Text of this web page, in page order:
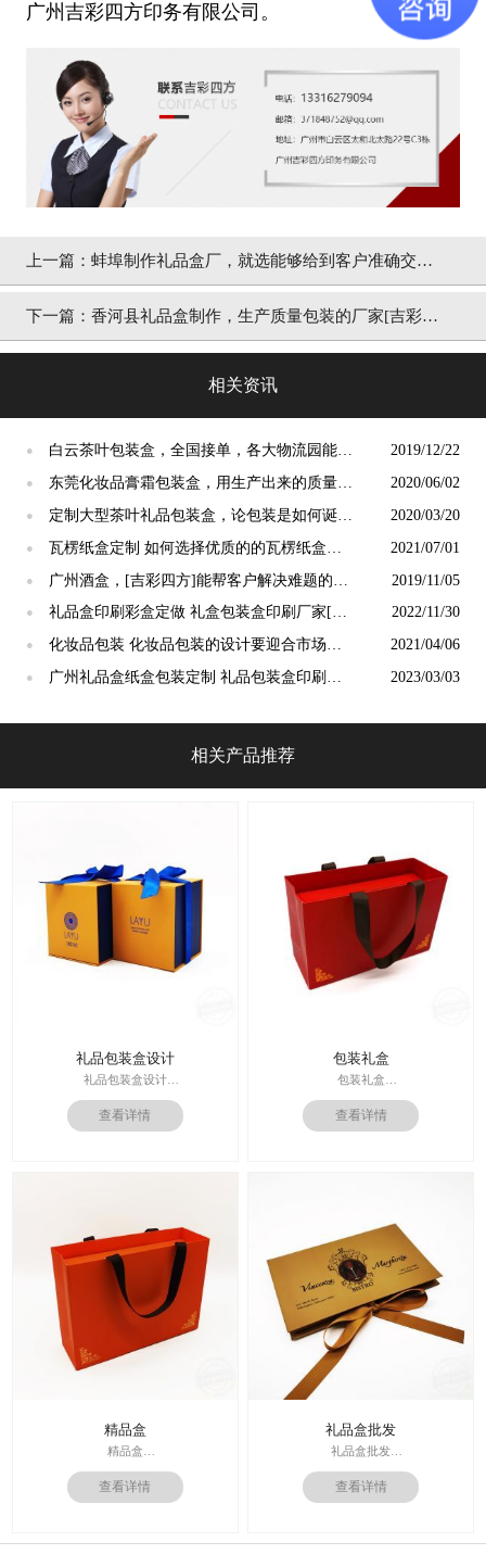
广州吉彩四方印务有限公司。
上一篇： 蚌埠制作礼品盒厂，就选能够给到客户准确交期
的[吉彩四方]有速度
下一篇： 香河县礼品盒制作，生产质量包装的厂家[吉彩四
相关资讯
●
白云茶叶包装盒，全国接单，各大物流园能为
客户送货上门[吉彩四方]
2019/12/22
●
东莞化妆品膏霜包装盒，用生产出来的质量赢
取消费者信任[吉彩四方]
2020/06/02
●
定制大型茶叶礼品包装盒，论包装是如何诞生
的[吉彩四方]
2020/03/20
●
瓦楞纸盒定制 如何选择优质的的瓦楞纸盒定
制厂家？ [吉彩四方]
2021/07/01
●
广州酒盒，[吉彩四方]能帮客户解决难题的酒
盒生产厂
2019/11/05
●
礼品盒印刷彩盒定做 礼盒包装盒印刷厂家[吉
彩四方]
2022/11/30
●
化妆品包装 化妆品包装的设计要迎合市场的
审美[吉彩四方]厂家专专业讲解
2021/04/06
●
广州礼品盒纸盒包装定制 礼品包装盒印刷厂
2023/03/03
相关产品推荐
礼品包装盒设计
礼品包装盒设计
印刷技术：专色印刷/四色印刷
内材料：特种纸
运输：全球发货，售后无忧
查看详情
包装礼盒
包装礼盒
印刷技术： 专色印刷
面纸：特种纸
内材料：1500克灰板
周期：签订合同确认样板后7-15个工
查看详情
精品盒
精品盒
印刷技术： 专色印刷
面纸：特种纸
内材料：1500克灰板
其他辅料：EVA+绒布内托；绸带
查看详情
礼品盒批发
礼品盒批发
印刷技术： 专色印刷
面纸：特种纸
内材料：1500克灰板
价格：根据材质及工艺、数量报
查看详情